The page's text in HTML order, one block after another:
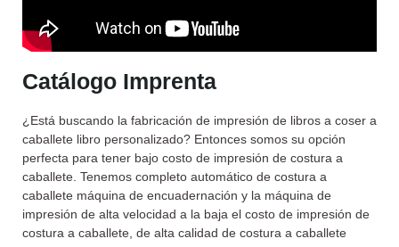
Catálogo Imprenta
¿Está buscando la fabricación de impresión de libros a coser a
caballete libro personalizado? Entonces somos su opción
perfecta para tener bajo costo de impresión de costura a
caballete. Tenemos completo automático de costura a
caballete máquina de encuadernación y la máquina de
impresión de alta velocidad a la baja el costo de impresión de
costura a caballete, de alta calidad de costura a caballete